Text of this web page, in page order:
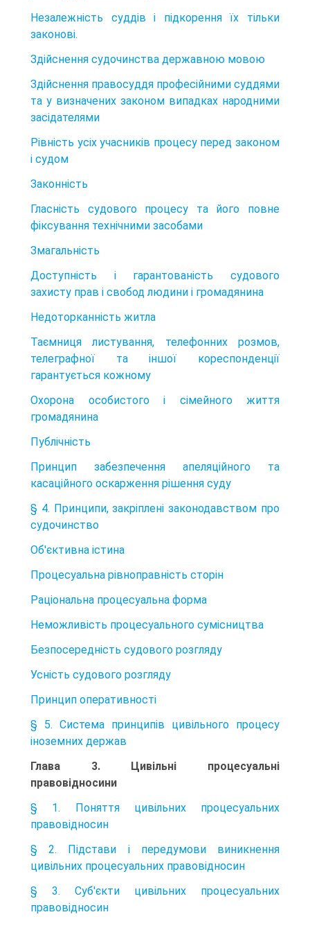
Незалежність суддів і підкорення їх тільки
законові.
Здійснення судочинства державною мовою
Здійснення правосуддя професійними суддями
та у визначених законом випадках народними
засідателями
Рівність усіх учасників процесу перед законом
і судом
Законність
Гласність судового процесу та його повне
фіксування технічними засобами
Змагальність
Доступність і гарантованість судового
захисту прав і свобод людини і громадянина
Недоторканність житла
Таємниця листування, телефонних розмов,
телеграфної та іншої кореспонденції
гарантується кожному
Охорона особистого і сімейного життя
громадянина
Публічність
Принцип забезпечення апеляційного та
касаційного оскарження рішення суду
§ 4. Принципи, закріплені законодавством про
судочинство
Об'єктивна істина
Процесуальна рівноправність сторін
Раціональна процесуальна форма
Неможливість процесуального сумісництва
Безпосередність судового розгляду
Усність судового розгляду
Принцип оперативності
§ 5. Система принципів цивільного процесу
іноземних держав
Глава 3. Цивільні процесуальні
правовідносини
§ 1. Поняття цивільних процесуальних
правовідносин
§ 2. Підстави і передумови виникнення
цивільних процесуальних правовідносин
§ 3. Суб'єкти цивільних процесуальних
правовідносин